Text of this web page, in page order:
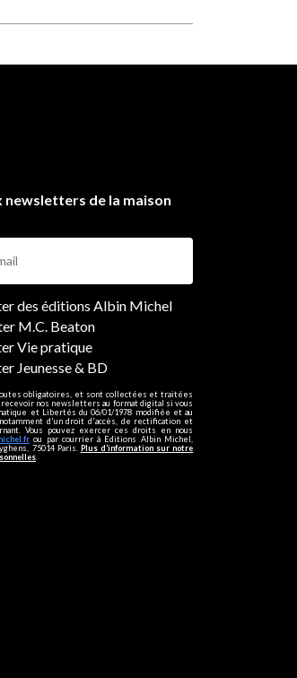
newsletters de la maison
des éditions Albin Michel
M.C. Beaton
Vie pratique
Jeunesse & BD
obligatoires, et sont collectées et traitées
nos newsletters au format digital si vous
et Libertés du 06/01/1978 modifiée et au
d'un droit d'accès, de rectification et
Vous pouvez exercer ces droits en nous
ou par courrier à Editions Albin Michel,
75014 Paris. Plus d’information sur notre